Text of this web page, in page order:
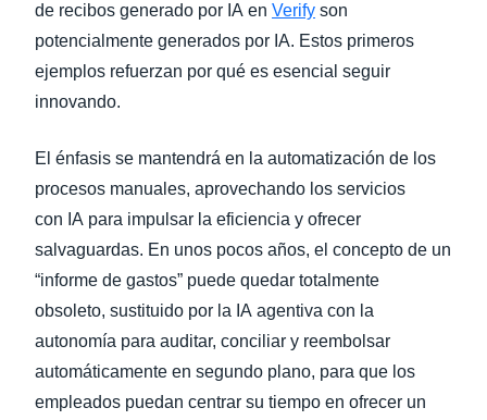
de recibos generado por IA en Verify son
potencialmente generados por IA. Estos primeros
ejemplos refuerzan por qué es esencial seguir
innovando.
El énfasis se mantendrá en la automatización de los
procesos manuales, aprovechando los servicios
con IA para impulsar la eficiencia y ofrecer
salvaguardas. En unos pocos años, el concepto de un
“informe de gastos” puede quedar totalmente
obsoleto, sustituido por la IA agentiva con la
autonomía para auditar, conciliar y reembolsar
automáticamente en segundo plano, para que los
empleados puedan centrar su tiempo en ofrecer un